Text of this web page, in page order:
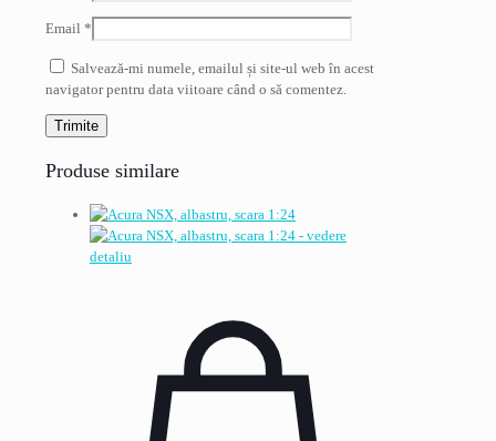
Email *
Salvează-mi numele, emailul și site-ul web în acest
navigator pentru data viitoare când o să comentez.
Produse similare